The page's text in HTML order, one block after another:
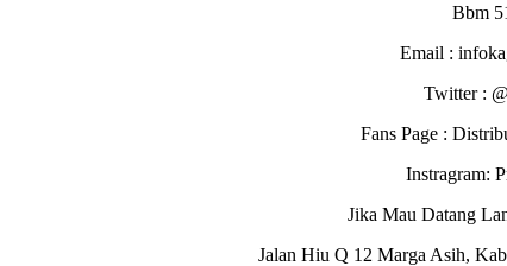
Bbm
Email :
Twitter :
Fans Page :
Instragram:
Jika Mau Datang
Jalan Hiu Q 12 Marga Asih,